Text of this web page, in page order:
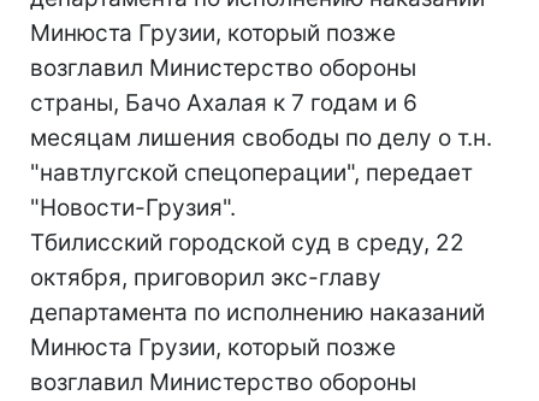
Минюста Грузии, который позже
возглавил Министерство обороны
страны, Бачо Ахалая к 7 годам и 6
месяцам лишения свободы по делу о т.н.
"навтлугской спецоперации", передает
"Новости-Грузия".
Тбилисский городской суд в среду, 22
октября, приговорил экс-главу
департамента по исполнению наказаний
Минюста Грузии, который позже
возглавил Министерство обороны